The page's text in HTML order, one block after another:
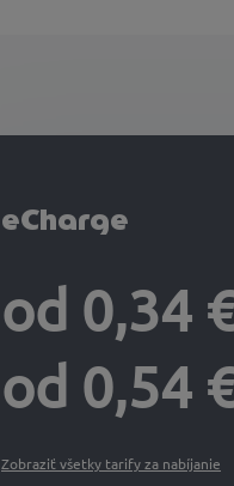
eCharge
od 0,34
od 0,54
Zobraziť všetky tarify za nabíjanie